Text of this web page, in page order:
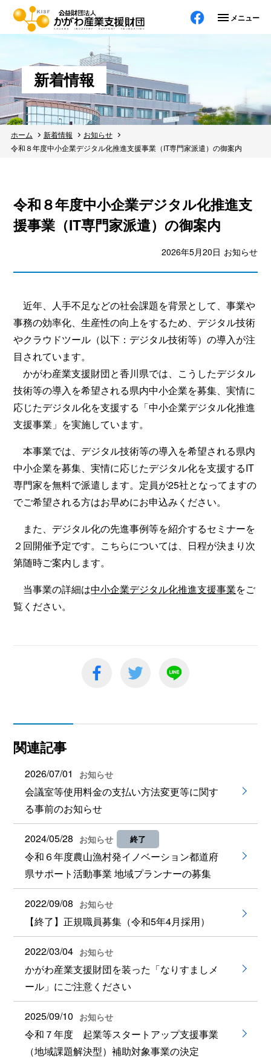
メニュー
新着情報
ホーム 新着情報
お知らせ
令和８年度中小企業デジタル化推進支援事業（IT専門家派遣）の御案内
令和８年度中小企業デジタル化推進支
援事業（IT専門家派遣）の御案内
2026年5月20日 お知らせ
近年、人手不足などの社会課題を背景として、事業や
事務の効率化、生産性の向上をするため、デジタル技術
やクラウドツール（以下：デジタル技術等）の導入が注
目されています。
かがわ産業支援財団と香川県では、こうしたデジタル
技術等の導入を希望される県内中小企業を募集、実情に
応じたデジタル化を支援する「中小企業デジタル化推進
支援事業」を実施しています。
本事業では、デジタル技術等の導入を希望される県内
中小企業を募集、実情に応じたデジタル化を支援するIT
専門家を無料で派遣します。定員が25社となってますの
でご希望される方はお早めにお申込みください。
また、デジタル化の先進事例等を紹介するセミナーを
２回開催予定です。こちらについては、日程が決まり次
第随時ご案内します。
当事業の詳細は中小企業デジタル化推進支援事業をご
覧ください。
関連記事
2026/07/01 お知らせ
会議室等使用料金の支払い方法変更等に関す
る事前のお知らせ
2024/05/28 お知らせ 終了
令和６年度農山漁村発イノベーション都道府
県サポート活動事業 地域プランナーの募集
2022/09/08 お知らせ
【終了】正規職員募集（令和5年4月採用）
2022/03/04 お知らせ
かがわ産業支援財団を装った「なりすましメ
ール」にご注意ください
2025/09/10 お知らせ
令和７年度 起業等スタートアップ支援事業
（地域課題解決型）補助対象事業の決定